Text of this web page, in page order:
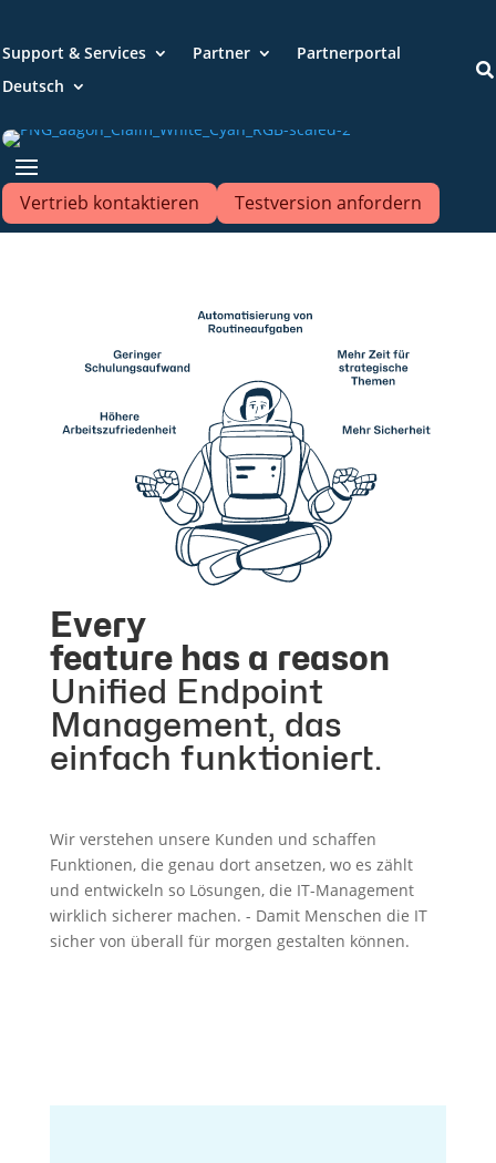
Support & Services Partner
Partnerportal
Deutsch

Vertrieb kontaktieren Testversion anfordern
Every
feature has a reason
Unified Endpoint
Management, das
einfach funktioniert.
Wir verstehen unsere Kunden und schaffen
Funktionen, die genau dort ansetzen, wo es zählt
und entwickeln so Lösungen, die IT-Management
wirklich sicherer machen. - Damit Menschen die IT
sicher von überall für morgen gestalten können.